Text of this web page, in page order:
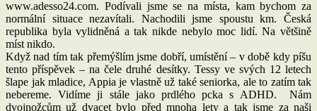
www.adesso24.com. Podívali jsme se na místa, kam bychom za
normální situace nezavítali. Nachodili jsme spoustu km. Česká
republika byla vylidněná a tak nikde nebylo moc lidí. Na většině
míst nikdo.
Když nad tím tak přemýšlím jsme dobří, umístění – v době kdy píšu
tento příspěvek – na čele druhé desítky. Tessy ve svých 12 letech
šlape jak mladice, Appia je vlastně už také seniorka, ale to zatím tak
nebereme. Vidíme ji stále jako prdlého pcka s ADHD. Nám
dvojnožcům už dvacet bylo před mnoha lety a tak jsme za naši